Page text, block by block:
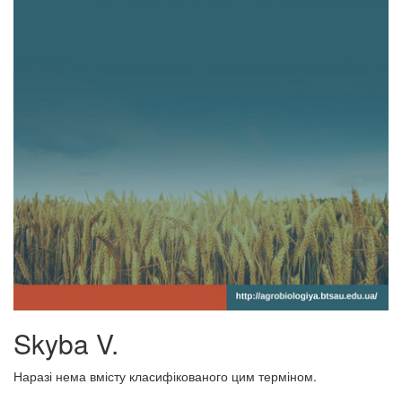
Skyba V.
Наразі нема вмісту класифікованого цим терміном.